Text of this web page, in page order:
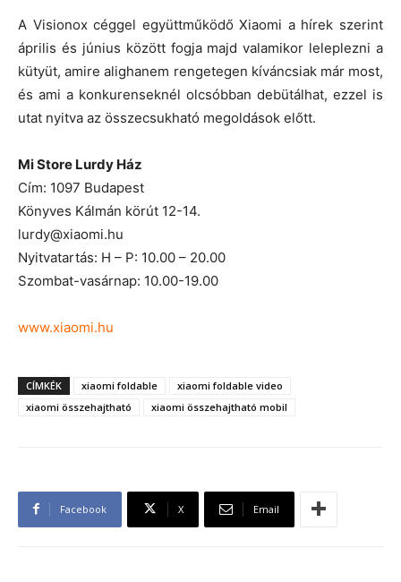
A Visionox céggel együttműködő Xiaomi a hírek szerint
április és június között fogja majd valamikor leleplezni a
kütyüt, amire alighanem rengetegen kíváncsiak már most,
és ami a konkurenseknél olcsóbban debütálhat, ezzel is
utat nyitva az összecsukható megoldások előtt.
Mi Store Lurdy Ház
Cím: 1097 Budapest
Könyves Kálmán körút 12-14.
lurdy@xiaomi.hu
Nyitvatartás: H – P: 10.00 – 20.00
Szombat-vasárnap: 10.00-19.00
www.xiaomi.hu
CÍMKÉK xiaomi foldable
xiaomi foldable video
xiaomi összehajtható
xiaomi összehajtható mobil
Facebook X Email